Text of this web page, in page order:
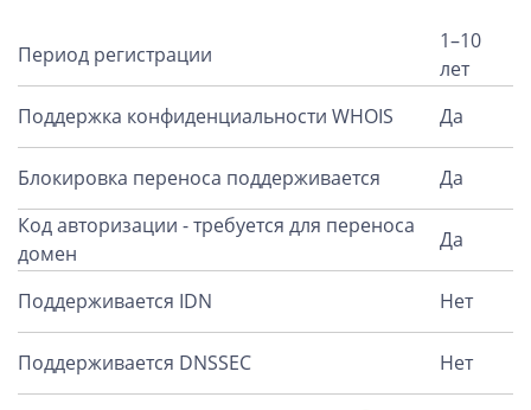
Период регистрации
1–10
лет
Поддержка конфиденциальности WHOIS
Да
Блокировка переноса поддерживается
Да
Код авторизации - требуется для переноса
домен
Да
Поддерживается IDN Нет
Поддерживается DNSSEC Нет